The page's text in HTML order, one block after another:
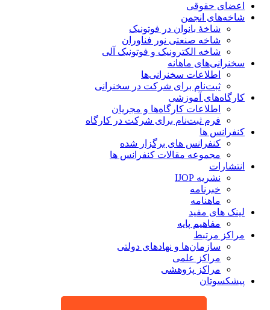
اعضای حقوقی
شاخه‌های انجمن
شاخۀ بانوان در فوتونیک
شاخه صنعتی نور فناوران
شاخه‌ الکترونیک و فوتونیک آلی
سخنرانی‌های ماهانه
اطلاعات سخنرانی‌‌ها
ثبت‌نام برای شرکت در سخنرانی
کارگاه‌های آموزشی
اطلاعات کارگاه‌ها و مجریان
فرم ثبت‌نام برای شرکت در کارگاه
کنفرانس ها
کنفرانس های برگزار شده
مجموعه مقالات کنفرانس ها
انتشارات
نشریه IJOP
خبرنامه
ماهنامه
لینک های مفید
مفاهیم پایه
مراکز مرتبط
سازمان‌ها و نهادهای دولتی
مراکز علمی
مراکز پژوهشی
پیشکسوتان